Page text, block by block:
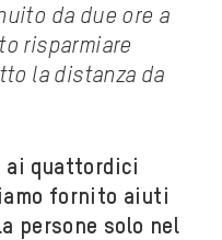
da due ore a
risparmiare
la distanza da
ai quattordici
fornito aiuti
persone solo nel